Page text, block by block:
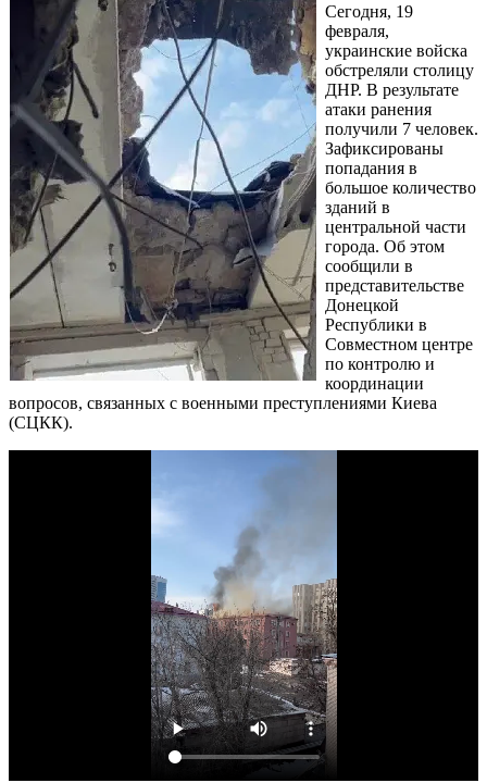
Сегодня, 19
февраля,
украинские войска
обстреляли столицу
ДНР. В результате
атаки ранения
получили 7 человек.
Зафиксированы
попадания в
большое количество
зданий в
центральной части
города. Об этом
сообщили в
представительстве
Донецкой
Республики в
Совместном центре
по контролю и
координации
вопросов, связанных с военными преступлениями Киева
(СЦКК).